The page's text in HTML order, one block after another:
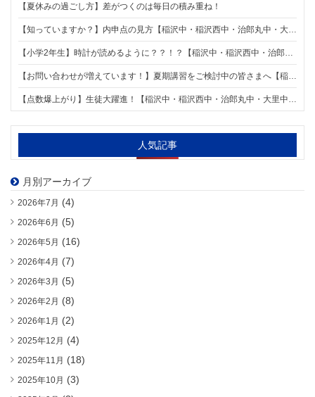
【夏休みの過ごし方】差がつくのは毎日の積み重ね！
【知っていますか？】内申点の見方【稲沢中・稲沢西中・治郎丸中・大里中・明治中学区の個別指導塾 明海学院 国府宮校】
【小学2年生】時計が読めるように？？！？【稲沢中・稲沢西中・治郎丸中・大里中・明治中学区の個別指導塾 明海学院 国府宮校】
【お問い合わせが増えています！】夏期講習をご検討中の皆さまへ【稲沢中・稲沢西中・治郎丸中・大里中・明治中学区の個別指導塾 明海学院 国府宮校】
【点数爆上がり】生徒大躍進！【稲沢中・稲沢西中・治郎丸中・大里中・明治中学区の個別指導塾 明海学院 国府宮校】
人気記事
月別アーカイブ
2026年7月 (4)
2026年6月 (5)
2026年5月 (16)
2026年4月 (7)
2026年3月 (5)
2026年2月 (8)
2026年1月 (2)
2025年12月 (4)
2025年11月 (18)
2025年10月 (3)